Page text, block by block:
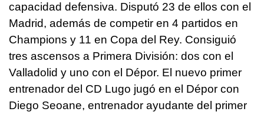
capacidad defensiva. Disputó 23 de ellos con el
Madrid, además de competir en 4 partidos en
Champions y 11 en Copa del Rey. Consiguió
tres ascensos a Primera División: dos con el
Valladolid y uno con el Dépor. El nuevo primer
entrenador del CD Lugo jugó en el Dépor con
Diego Seoane, entrenador ayudante del primer